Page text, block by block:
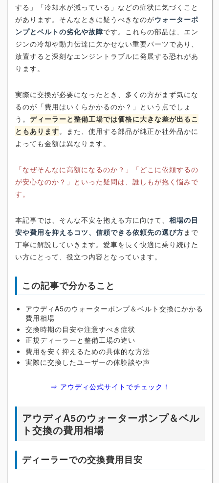
する」「冷却水が減っている」などの症状に気づくこと
があります。そんなときに疑うべきなのがウォーターポ
ンプとベルトの劣化や故障です。これらの部品は、エン
ジンの冷却や動力伝達に欠かせない重要パーツであり、
放置すると深刻なエンジントラブルに発展する恐れがあ
ります。
実際に交換が必要になったとき、多くの方がまず気にな
るのが「費用はいくらかかるのか？」という点でしょ
う。 ディーラーと整備工場では価格に大きな差が出るこ
ともあります。また、使用する部品が純正か社外品かに
よっても金額は異なります。
「なぜそんなに高額になるのか？」「どこに依頼するの
が安心なのか？」といった疑問は、誰しもが抱く悩みで
す。
本記事では、そんな不安を抱える方に向けて、 相場の目
安や費用を抑えるコツ、信頼できる依頼先の選び方まで
丁寧に解説していきます。愛車を長く快適に乗り続けた
い方にとって、役立つ内容となっています。
この記事で分かること
アウディA5のウォーターポンプ＆ベルト交換にかかる
費用相場
交換時期の目安や注意すべき症状
正規ディーラーと整備工場の違い
費用を安く抑えるための具体的な方法
実際に交換したユーザーの体験談や声
⇒ アウディ公式サイトでチェック！
アウディA5のウォーターポンプ＆ベル
ト交換の費用相場
ディーラーでの交換費用目安